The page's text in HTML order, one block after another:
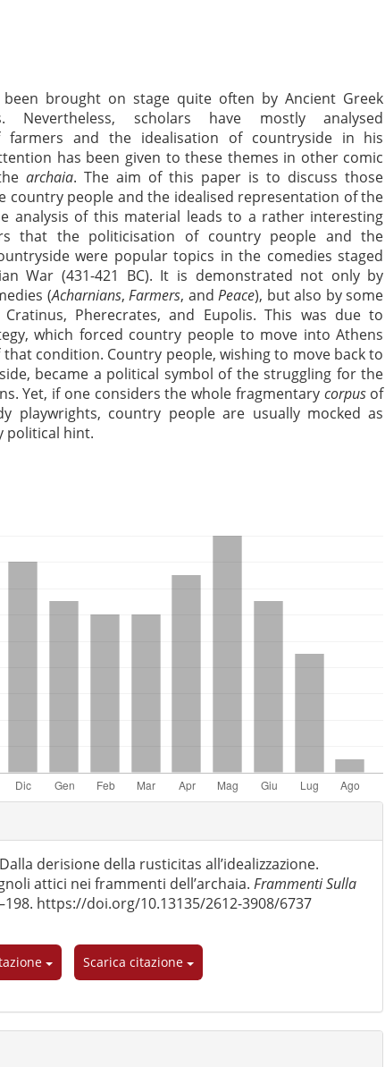
been brought on stage quite often by Ancient Greek
Nevertheless, scholars have mostly analysed
farmers and the idealisation of countryside in his
has been given to these themes in other comic
archaia. The aim of this paper is to discuss those
country people and the idealised representation of the
analysis of this material leads to a rather interesting
that the politicisation of country people and the
were popular topics in the comedies staged
War (431-421 BC). It is demonstrated not only by
(Acharnians,Farmers, andPeace), but also by some
Pherecrates, and Eupolis. This was due to
which forced country people to move into Athens
condition. Country people, wishing to move back to
became a political symbol of the struggling for the
Yet, if one considers the whole fragmentary corpusof
playwrights, country people are usually mocked as
political hint.
derisione della rusticitas all’idealizzazione.
attici nei frammenti dell’archaia.Frammenti Sulla
https://doi.org/10.13135/2612-3908/6737
Scarica citazione